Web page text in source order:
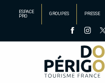
principal
ESPACE
PRO
GROUPES PRESSE